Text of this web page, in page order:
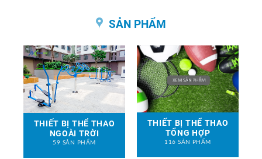
SẢN PHẨM
THIẾT BỊ THỂ THAO
NGOÀI TRỜI
59 SẢN PHẨM
THIẾT BỊ THỂ THAO
TỔNG HỢP
116 SẢN PHẨM